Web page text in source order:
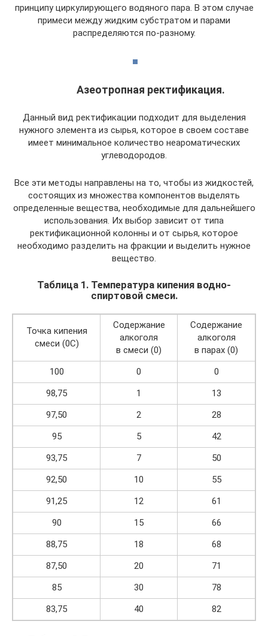
принципу циркулирующего водяного пара. В этом случае
примеси между жидким субстратом и парами
распределяются по-разному.
Азеотропная ректификация.
Данный вид ректификации подходит для выделения
нужного элемента из сырья, которое в своем составе
имеет минимальное количество неароматических
углеводородов.
Все эти методы направлены на то, чтобы из жидкостей,
состоящих из множества компонентов выделять
определенные вещества, необходимые для дальнейшего
использования. Их выбор зависит от типа
ректификационной колонны и от сырья, которое
необходимо разделить на фракции и выделить нужное
вещество.
Таблица 1. Температура кипения водно-
спиртовой смеси.
Точка кипения
смеси (0С)
Содержание
алкоголя
в смеси (0)
Содержание
алкоголя
в парах (0)
100
0
0
98,75
1
13
97,50
2
28
95
5
42
93,75
7
50
92,50
10
55
91,25
12
61
90
15
66
88,75
18
68
87,50
20
71
85
30
78
83,75
40 82